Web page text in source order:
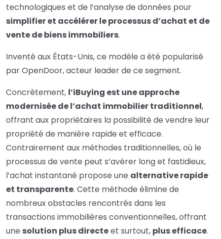
technologiques et de l’analyse de données pour
simplifier et accélérer le processus d’achat et de
vente de biens immobiliers.
Inventé aux États-Unis, ce modèle a été popularisé
par OpenDoor, acteur leader de ce segment.
Concrètement, l’iBuying est une approche
modernisée de l’achat immobilier traditionnel,
offrant aux propriétaires la possibilité de vendre leur
propriété de manière rapide et efficace.
Contrairement aux méthodes traditionnelles, où le
processus de vente peut s’avérer long et fastidieux,
l’achat instantané propose une alternative rapide
et transparente. Cette méthode élimine de
nombreux obstacles rencontrés dans les
transactions immobilières conventionnelles, offrant
une solution plus directeet surtout, plus efficace.